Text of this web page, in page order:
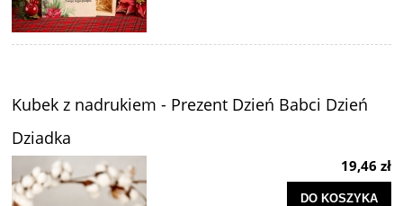
Kubek z nadrukiem - Prezent Dzień Babci Dzień
Dziadka
19,46 zł
DO KOSZYKA